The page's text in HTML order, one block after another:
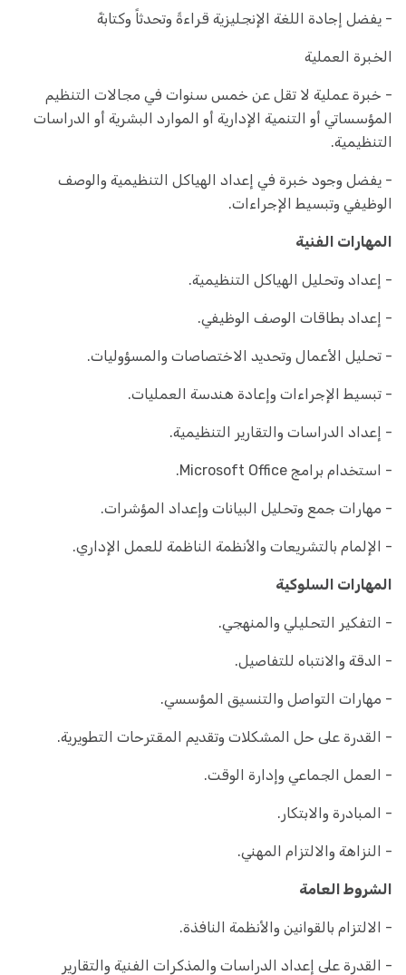
- يفضل إجادة اللغة الإنجليزية قراءةً وتحدثاً وكتابةً
الخبرة العملية
- خبرة عملية لا تقل عن خمس سنوات في مجالات التنظيم
المؤسساتي أو التنمية الإدارية أو الموارد البشرية أو الدراسات
التنظيمية.
- يفضل وجود خبرة في إعداد الهياكل التنظيمية والوصف
الوظيفي وتبسيط الإجراءات.
المهارات الفنية
- إعداد وتحليل الهياكل التنظيمية.
- إعداد بطاقات الوصف الوظيفي.
- تحليل الأعمال وتحديد الاختصاصات والمسؤوليات.
- تبسيط الإجراءات وإعادة هندسة العمليات.
- إعداد الدراسات والتقارير التنظيمية.
- استخدام برامج Microsoft Office.
- مهارات جمع وتحليل البيانات وإعداد المؤشرات.
- الإلمام بالتشريعات والأنظمة الناظمة للعمل الإداري.
المهارات السلوكية
- التفكير التحليلي والمنهجي.
- الدقة والانتباه للتفاصيل.
- مهارات التواصل والتنسيق المؤسسي.
- القدرة على حل المشكلات وتقديم المقترحات التطويرية.
- العمل الجماعي وإدارة الوقت.
- المبادرة والابتكار.
- النزاهة والالتزام المهني.
الشروط العامة
- الالتزام بالقوانين والأنظمة النافذة.
- القدرة على إعداد الدراسات والمذكرات الفنية والتقارير